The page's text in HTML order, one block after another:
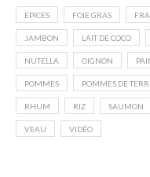
EPICES FOIE GRAS
JAMBON LAIT DE COCO
NUTELLA OIGNON
POMMES POMMES DE
RHUM RIZ SAUMON
VEAU VIDÉO